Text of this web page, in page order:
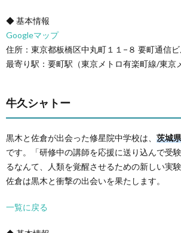
◆ 基本情報
Googleマップ
住所：東京都板橋区中丸町１１−８ 要町通信ビ
最寄り駅：要町駅（東京メトロ有楽町線/東京
牛久シャトー
黒木と佐倉が出会った修星院中学校は、 茨城
です。「研修中の講師を応援に送り込んで受
るなんて、人類を覚醒させるための新しい実
佐倉は黒木と衝撃の出会いを果たします。
一覧に戻る